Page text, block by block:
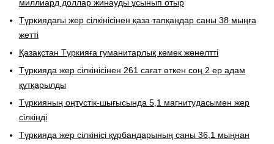
миллиард доллар жинауды ұсынып отыр
Түркиядағы жер сілкінісінен қаза тапқандар саны 38 мыңға
жетті
Қазақстан Түркияға гуманитарлық көмек жөнелтті
Түркияда жер сілкінісінен 261 сағат өткен соң 2 ер адам
құтқарылды
Түркияның оңтүстік-шығысында 5,1 магнитудасымен жер
сілкінді
Түркияда жер сілкінісі құрбандарының саны 36,1 мыңнан